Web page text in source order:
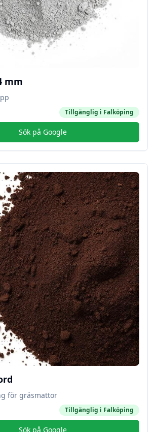
mm
Tillgänglig i Falköping
Sök på Google
för gräsmattor
Tillgänglig i Falköping
Sök på Google